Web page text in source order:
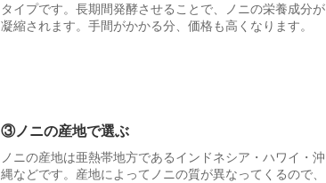
タイプです。長期間発酵させることで、ノニの栄養成分が
凝縮されます。手間がかかる分、価格も高くなります。
③ノニの産地で選ぶ
ノニの産地は亜熱帯地方であるインドネシア・ハワイ・沖
縄などです。産地によってノニの質が異なってくるので、